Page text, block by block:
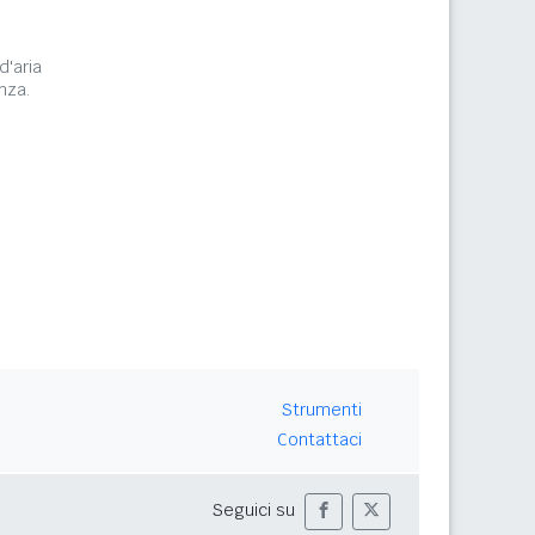
Strumenti
Contattaci
Seguici su